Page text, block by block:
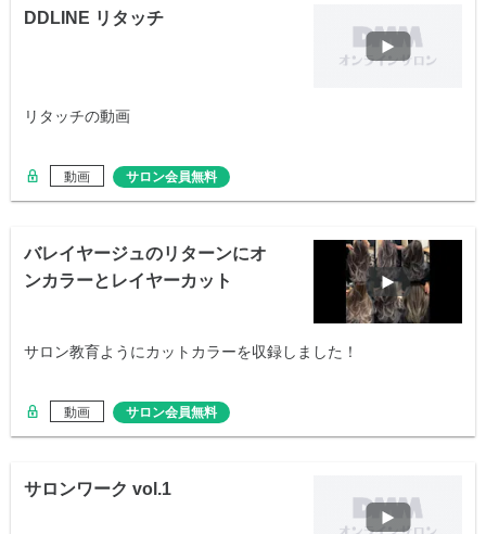
DDLINE リタッチ
リタッチの動画
動画 サロン会員無料
バレイヤージュのリターンにオ
ンカラーとレイヤーカット
サロン教育ようにカットカラーを収録しました！
動画 サロン会員無料
サロンワーク vol.1